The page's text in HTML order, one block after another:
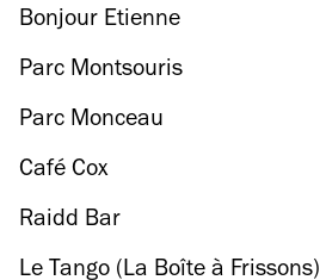
Bonjour Etienne
Parc Montsouris
Parc Monceau
Café Cox
Raidd Bar
Le Tango (La Boîte à Frissons)